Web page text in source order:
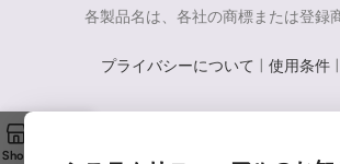
各製品名は、各社の商標または登録
プライバシーについて | 使用条件 |
Shop